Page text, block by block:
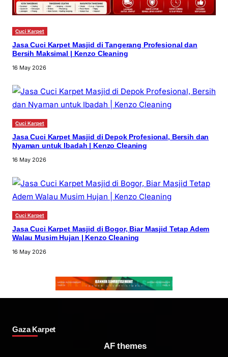
Cuci Karpet
Jasa Cuci Karpet Masjid di Tangerang Profesional dan
Bersih Maksimal | Kenzo Cleaning
16 May 2026
Cuci Karpet
Jasa Cuci Karpet Masjid di Depok Profesional, Bersih dan
Nyaman untuk Ibadah | Kenzo Cleaning
16 May 2026
Cuci Karpet
Jasa Cuci Karpet Masjid di Bogor, Biar Masjid Tetap Adem
Walau Musim Hujan | Kenzo Cleaning
16 May 2026
Gaza Karpet
AF themes